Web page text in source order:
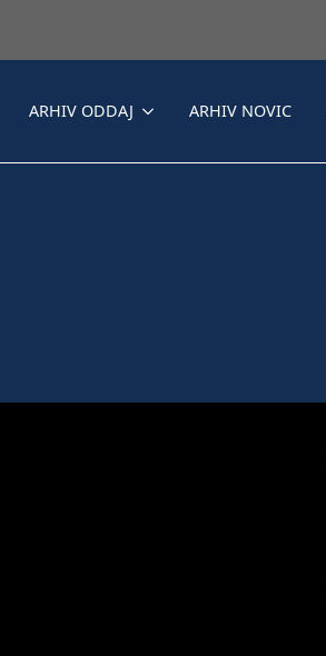
ARHIV ODDAJ ARHIV NOVIC